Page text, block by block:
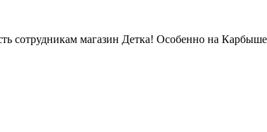
сотрудникам магазин Детка! Особенно на